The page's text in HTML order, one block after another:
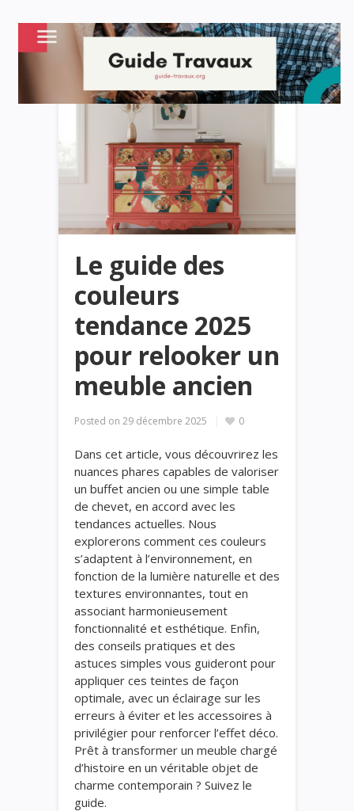
Le guide des
couleurs
tendance 2025
pour relooker un
meuble ancien
Posted on 29 décembre 2025 0
Dans cet article, vous découvrirez les
nuances phares capables de valoriser
un buffet ancien ou une simple table
de chevet, en accord avec les
tendances actuelles. Nous
explorerons comment ces couleurs
s’adaptent à l’environnement, en
fonction de la lumière naturelle et des
textures environnantes, tout en
associant harmonieusement
fonctionnalité et esthétique. Enfin,
des conseils pratiques et des
astuces simples vous guideront pour
appliquer ces teintes de façon
optimale, avec un éclairage sur les
erreurs à éviter et les accessoires à
privilégier pour renforcer l’effet déco.
Prêt à transformer un meuble chargé
d’histoire en un véritable objet de
charme contemporain ? Suivez le
guide.